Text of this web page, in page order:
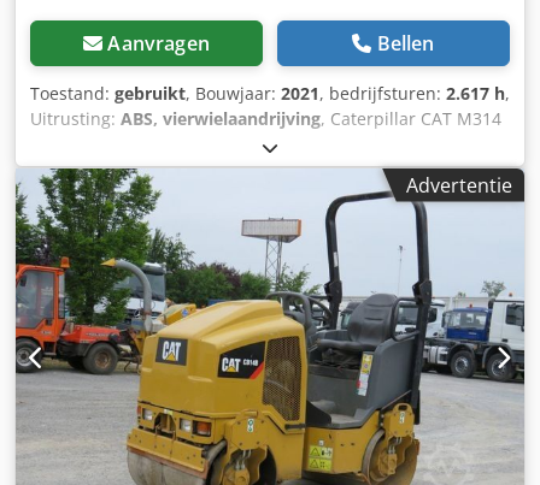
Aanvragen Bellen
Toestand: gebruikt, Bouwjaar: 2021, bedrijfsturen: 2.617 h,
Uitrusting: ABS, vierwielaandrijving, Caterpillar CAT M314
mobiele graafmachine – bouwjaar 2021 – slechts 2.617
draaiuren. Te koop aangeboden: een Caterpillar M314
mobiele graafmachine in zeer goede en direct inzetbare
staat. Dcodezmpxmjpfx Anvok Uitrusting: * Bouwjaar: 2021
* Draaiuren: 2.617 * Airconditioning * Hydraulische
snelwisselsysteem * Centrale smeerinstallatie * Banden in
goede staat * Krachtige en zuinige CAT-dieselmotor De
machine is regelmatig onderhouden en verkeert zowel
technisch als optisch in zeer goede staat. Hij is direct
inzetbaar en ideaal geschikt voor grond-, weg- en
kanaalbouw, evenals voor algemene
grondwerkzaamheden. Bezichtiging en een proefrit zijn op
afspraak mogelijk. Transport kan op verzoek worden
georganiseerd.
Advertentie